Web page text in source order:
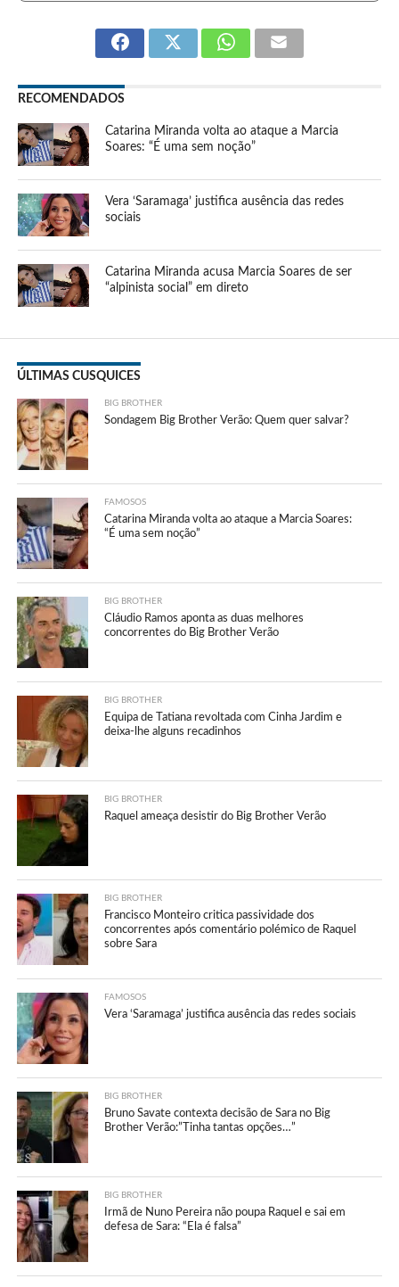
RECOMENDADOS
Catarina Miranda volta ao ataque a Marcia
Soares: “É uma sem noção”
Vera ‘Saramaga’ justifica ausência das redes
sociais
Catarina Miranda acusa Marcia Soares de ser
“alpinista social” em direto
ÚLTIMAS CUSQUICES
BIG BROTHER
Sondagem Big Brother Verão: Quem quer salvar?
FAMOSOS
Catarina Miranda volta ao ataque a Marcia Soares:
“É uma sem noção”
BIG BROTHER
Cláudio Ramos aponta as duas melhores
concorrentes do Big Brother Verão
BIG BROTHER
Equipa de Tatiana revoltada com Cinha Jardim e
deixa-lhe alguns recadinhos
BIG BROTHER
Raquel ameaça desistir do Big Brother Verão
BIG BROTHER
Francisco Monteiro critica passividade dos
concorrentes após comentário polémico de Raquel
sobre Sara
FAMOSOS
Vera ‘Saramaga’ justifica ausência das redes sociais
BIG BROTHER
Bruno Savate contexta decisão de Sara no Big
Brother Verão:”Tinha tantas opções…”
BIG BROTHER
Irmã de Nuno Pereira não poupa Raquel e sai em
defesa de Sara: “Ela é falsa”